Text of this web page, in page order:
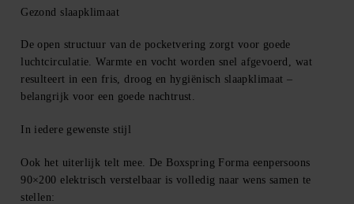
Gezond slaapklimaat
De open structuur van de pocketvering zorgt voor goede
luchtcirculatie. Warmte en vocht worden snel afgevoerd, wat
resulteert in een fris, droog en hygiënisch slaapklimaat –
belangrijk voor een goede nachtrust.
In iedere gewenste stijl
Ook het uiterlijk telt mee. De Boxspring Forma eenpersoons
90×200 elektrisch verstelbaar is volledig naar wens samen te
stellen: